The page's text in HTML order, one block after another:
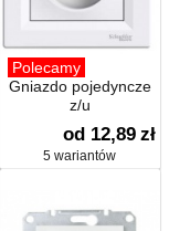
Polecamy
Gniazdo pojedyncze
z/u
od 12,89 zł
5 wariantów